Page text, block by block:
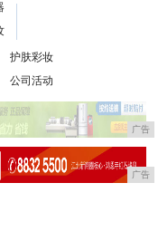
护肤彩妆
公司活动
广告
广告